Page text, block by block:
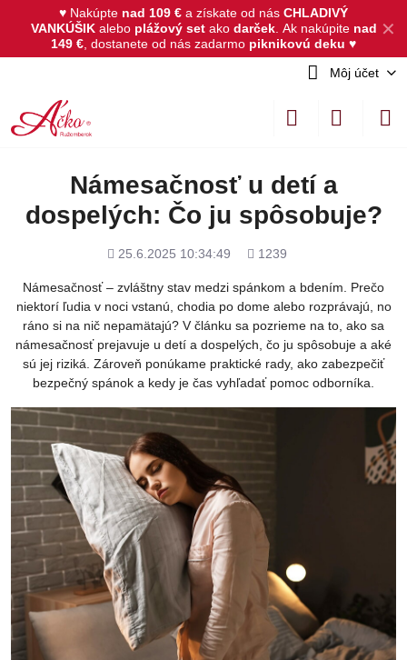
✕
♥ Nakúpte nad 109 € a získate od nás CHLADIVÝ
VANKÚŠIKalebo plážový set akodarček. Ak nakúpite nad
149 € , dostanete od nás zadarmo piknikovú deku ♥
Môj účet
Námesačnosť u detí a
dospelých: Čo ju spôsobuje?
Pridané
25.6.2025 10:34:49
Počet
1239
Námesačnosť – zvláštny stav medzi spánkom a bdením. Prečo
niektorí ľudia v noci vstanú, chodia po dome alebo rozprávajú, no
ráno si na nič nepamätajú? V článku sa pozrieme na to, ako sa
námesačnosť prejavuje u detí a dospelých, čo ju spôsobuje a aké
sú jej riziká. Zároveň ponúkame praktické rady, ako zabezpečiť
bezpečný spánok a kedy je čas vyhľadať pomoc odborníka.